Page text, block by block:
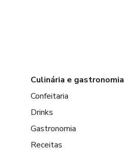
Culinária e gastronomia
Confeitaria
Drinks
Gastronomia
Receitas